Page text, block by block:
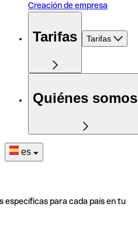
Creación de empresa
Tarifas Tarifas
Quiénes somos
es
específicas para cada país en tu